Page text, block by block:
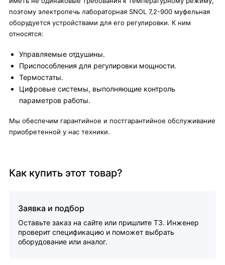
поэтому электропечь лабораторная SNOL 7,2-900 муфельная
оборудуется устройствами для его регулировки. К ним
относятся:
Управляемые отдушины.
Приспособления для регулировки мощности.
Термостаты.
Цифровые системы, выполняющие контроль
параметров работы.
Мы обеспечим гарантийное и постгарантийное обслуживание
приобретенной у нас техники.
Как купить этот товар?
Заявка и подбор
Оставьте заказ на сайте или пришлите ТЗ. Инженер
проверит спецификацию и поможет выбрать
оборудование или аналог.